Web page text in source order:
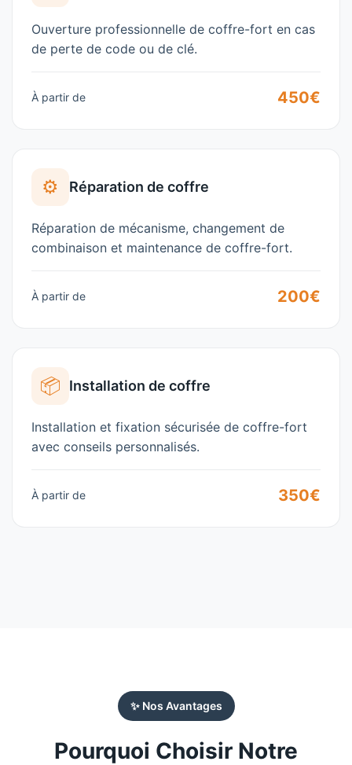
Ouverture professionnelle de coffre-fort en cas
de perte de code ou de clé.
À partir de 450€
⚙️ Réparation de coffre
Réparation de mécanisme, changement de
combinaison et maintenance de coffre-fort.
À partir de 200€
📦 Installation de coffre
Installation et fixation sécurisée de coffre-fort
avec conseils personnalisés.
À partir de 350€
✨ Nos Avantages
Pourquoi Choisir Notre